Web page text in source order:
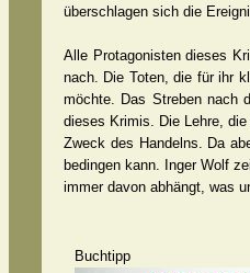
überschlagen sich die
Alle Protagonisten dieses
nach. Die Toten, die für ihr
möchte. Das Streben nach
dieses Krimis. Die Lehre,
Zweck des Handelns. Da
bedingen kann. Inger Wolf
immer davon abhängt, was
Buchtipp